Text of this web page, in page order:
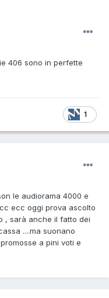
406 sono in perfette
1
le audiorama 4000 e
ecc oggi prova ascolto
, sarà anche il fatto dei
....ma suonano
a pini voti e